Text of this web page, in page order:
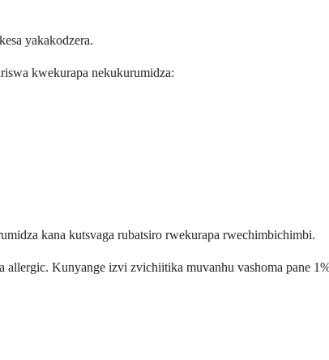
yakakodzera.
kwekurapa nekukurumidza:
kana kutsvaga rubatsiro rwekurapa rwechimbichimbi.
Kunyange izvi zvichiitika muvanhu vashoma pane